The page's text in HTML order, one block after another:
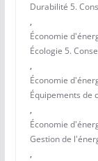
Durabilité 5.
,
Économie
Écologie 5.
,
Économie
Équipements de
,
Économie
Gestion de
,